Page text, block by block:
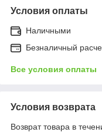
Условия оплаты
Наличными
Безналичный
Все условия оплаты
Условия возврата
Возврат товара в